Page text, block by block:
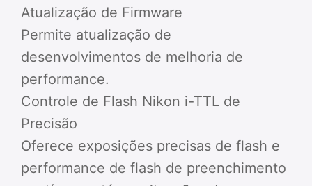
Atualização de Firmware
Permite atualização de
desenvolvimentos de melhoria de
performance.
Controle de Flash Nikon i-TTL de
Precisão
Oferece exposições precisas de flash e
performance de flash de preenchimento